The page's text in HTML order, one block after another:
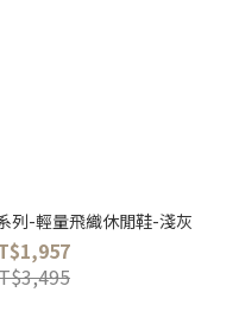
列-輕量飛織休閒鞋-淺灰